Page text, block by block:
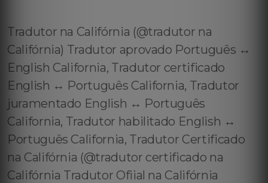
Tradutor na Califórnia (@tradutor na
Califórnia) Tradutor aprovado Português ↔️
English California, Tradutor certificado
English ↔️ Português California, Tradutor
juramentado English ↔️ Português
California, Tradutor habilitado English ↔️
Português California, Tradutor Certificado
na Califórnia (@tradutor certificado na
Califórnia Tradutor Ofiial na Califórnia